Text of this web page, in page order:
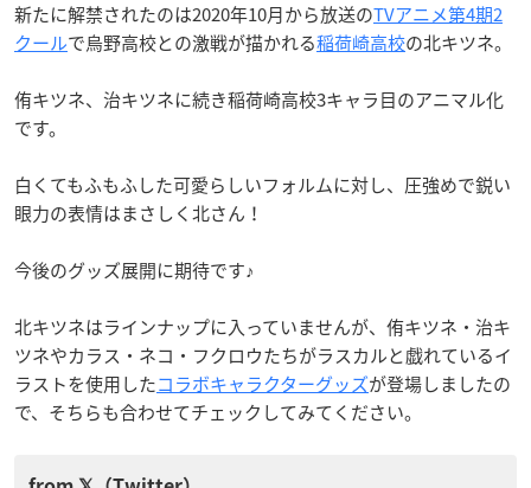
新たに解禁されたのは2020年10月から放送のTVアニメ第4期2
クールで烏野高校との激戦が描かれる稲荷崎高校の北キツネ。
侑キツネ、治キツネに続き稲荷崎高校3キャラ目のアニマル化
です。
白くてもふもふした可愛らしいフォルムに対し、圧強めで鋭い
眼力の表情はまさしく北さん！
今後のグッズ展開に期待です♪
北キツネはラインナップに入っていませんが、侑キツネ・治キ
ツネやカラス・ネコ・フクロウたちがラスカルと戯れているイ
ラストを使用したコラボキャラクターグッズが登場しましたの
で、そちらも合わせてチェックしてみてください。